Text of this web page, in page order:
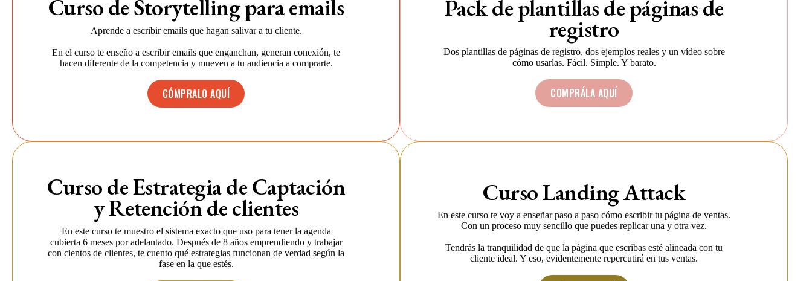
Curso de Storytelling para emails
Aprende a escribir emails que hagan salivar a tu cliente.
En el curso te enseño a escribir emails que enganchan, generan conexión, te
hacen diferente de la competencia y mueven a tu audiencia a comprarte.
CÓMPRALO AQUÍ
Pack de plantillas de páginas de
registro
Dos plantillas de páginas de registro, dos ejemplos reales y un vídeo sobre
cómo usarlas. Fácil. Simple. Y barato.
COMPRÁLA AQUÍ
Curso de Estrategia de Captación
y Retención de clientes
En este curso te muestro el sistema exacto que uso para tener la agenda
cubierta 6 meses por adelantado. Después de 8 años emprendiendo y trabajar
con cientos de clientes, te cuento qué estrategias funcionan de verdad según la
fase en la que estés.
Curso Landing Attack
En este curso te voy a enseñar paso a paso cómo escribir tu página de ventas.
Con un proceso muy sencillo que puedes replicar una y otra vez.
Tendrás la tranquilidad de que la página que escribas esté alineada con tu
cliente ideal. Y eso, evidentemente repercutirá en tus ventas.